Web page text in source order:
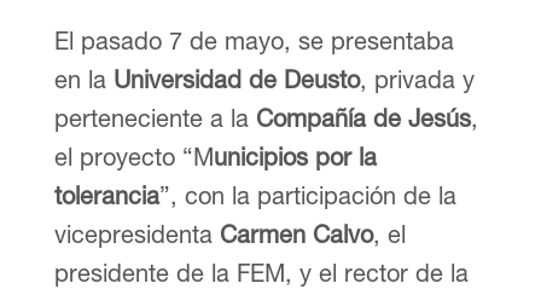
El pasado 7 de mayo, se presentaba
en la Universidad de Deusto, privada y
perteneciente a la Compañía de Jesús,
el proyecto “Municipios por la
tolerancia”, con la participación de la
vicepresidenta Carmen Calvo, el
presidente de la FEM, y el rector de la